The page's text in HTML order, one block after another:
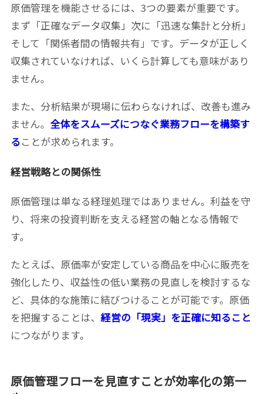
原価管理を機能させるには、3つの要素が重要です。
まず「正確なデータ収集」次に「迅速な集計と分析」
そして「関係者間の情報共有」です。データが正しく
収集されていなければ、いくら計算しても意味があり
ません。
また、分析結果が現場に伝わらなければ、改善も進み
ません。 全体をスムーズにつなぐ業務フローを構築す
る ことが求められます。
経営戦略との関係性
原価管理は単なる経理処理ではありません。利益を守
り、将来の投資判断を支える経営の軸となる情報で
す。
たとえば、原価率が安定している商品を中心に販売を
強化したり、収益性の低い業務の見直しを検討するな
ど、具体的な施策に結びつけることが可能です。原価
を把握することは、 経営の「現実」を正確に知ること
につながります。
原価管理フローを見直すことが効率化の第一